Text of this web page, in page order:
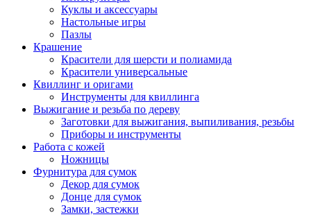
Куклы и аксессуары
Настольные игры
Пазлы
Крашение
Красители для шерсти и полиамида
Красители универсальные
Квиллинг и оригами
Инструменты для квиллинга
Выжигание и резьба по дереву
Заготовки для выжигания, выпиливания, резьбы
Приборы и инструменты
Работа с кожей
Ножницы
Фурнитура для сумок
Декор для сумок
Донце для сумок
Замки, застежки